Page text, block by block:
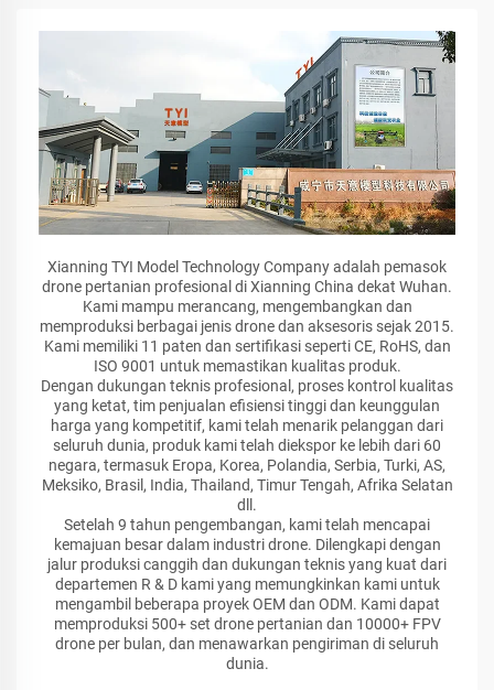
Xianning TYI Model Technology Company adalah pemasok
drone pertanian profesional di Xianning China dekat Wuhan.
Kami mampu merancang, mengembangkan dan
memproduksi berbagai jenis drone dan aksesoris sejak 2015.
Kami memiliki 11 paten dan sertifikasi seperti CE, RoHS, dan
ISO 9001 untuk memastikan kualitas produk.
Dengan dukungan teknis profesional, proses kontrol kualitas
yang ketat, tim penjualan efisiensi tinggi dan keunggulan
harga yang kompetitif, kami telah menarik pelanggan dari
seluruh dunia, produk kami telah diekspor ke lebih dari 60
negara, termasuk Eropa, Korea, Polandia, Serbia, Turki, AS,
Meksiko, Brasil, India, Thailand, Timur Tengah, Afrika Selatan
dll.
Setelah 9 tahun pengembangan, kami telah mencapai
kemajuan besar dalam industri drone. Dilengkapi dengan
jalur produksi canggih dan dukungan teknis yang kuat dari
departemen R & D kami yang memungkinkan kami untuk
mengambil beberapa proyek OEM dan ODM. Kami dapat
memproduksi 500+ set drone pertanian dan 10000+ FPV
drone per bulan, dan menawarkan pengiriman di seluruh
dunia.